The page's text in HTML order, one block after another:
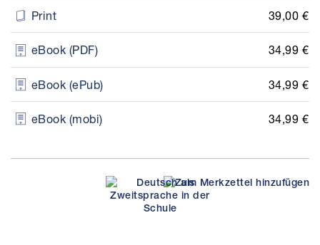
Print 39,00 €
eBook (PDF) 34,99 €
eBook (ePub) 34,99 €
eBook (mobi) 34,99 €